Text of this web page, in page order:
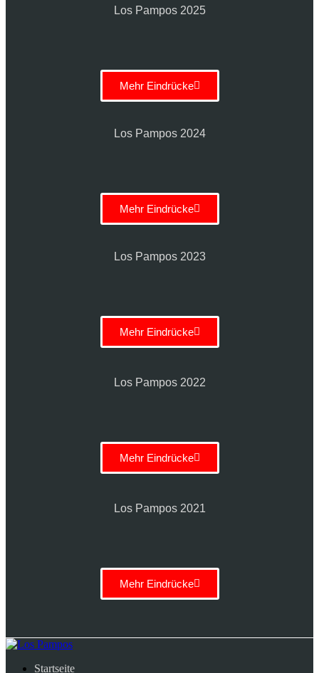
Los Pampos 2025
Mehr Eindrücke
Los Pampos 2024
Mehr Eindrücke
Los Pampos 2023
Mehr Eindrücke
Los Pampos 2022
Mehr Eindrücke
Los Pampos 2021
Mehr Eindrücke
Startseite